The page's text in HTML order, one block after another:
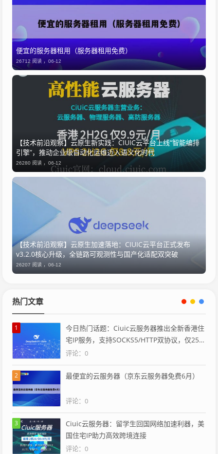
便宜的服务器租用（服务器租用免费）
26712 阅读 ， 06-12
【技术前沿观察】云原生新实践：CIUIC云平台上线“智能编排
引擎”，推动企业级自动化运维迈入语义化时代
26280 阅读 ， 06-12
【技术前沿观察】云原生加速落地：CIUIC云平台正式发布
v3.2.0核心升级，全链路可观测性与国产化适配双突破
26207 阅读 ， 06-12
热门文章
1
今日热门话题：Ciuic云服务器推出全新香港住
宅IP服务，支持SOCKS5/HTTP双协议，仅25
元/月
评论：0
2 最便宜的云服务器（京东云服务器免费6月）
评论：0
3
Ciuic云服务器：留学生回国网络加速利器，美
国住宅IP助力高效跨境连接
评论：0